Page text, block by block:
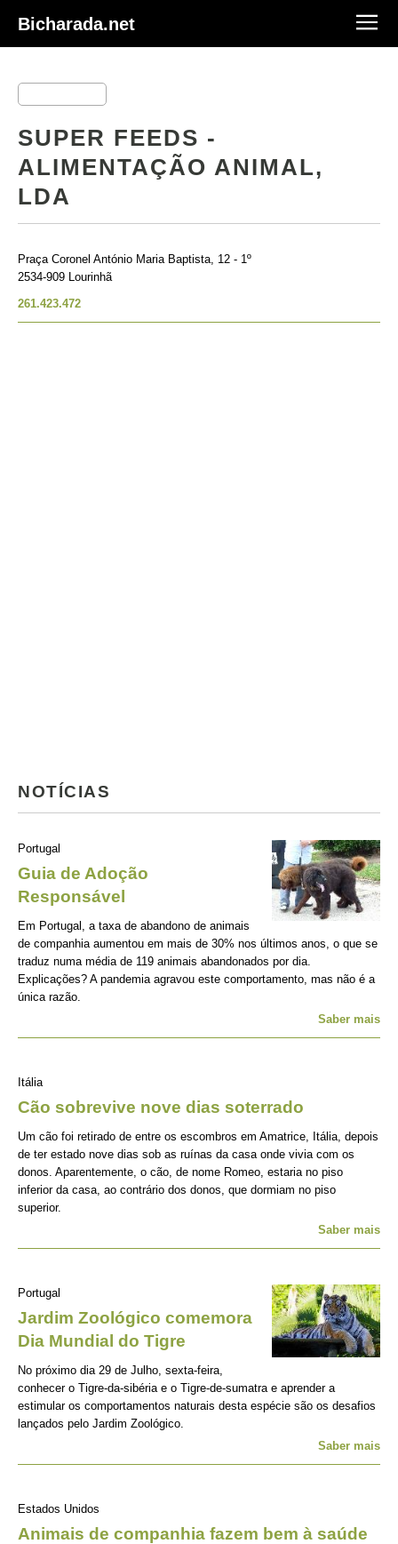
Bicharada.net
SUPER FEEDS -
ALIMENTAÇÃO ANIMAL,
LDA
Praça Coronel António Maria Baptista, 12 - 1º
2534-909 Lourinhã
261.423.472
NOTÍCIAS
Portugal
Guia de Adoção
Responsável
Em Portugal, a taxa de abandono de animais
de companhia aumentou em mais de 30% nos últimos anos, o que se
traduz numa média de 119 animais abandonados por dia.
Explicações? A pandemia agravou este comportamento, mas não é a
única razão.
Saber mais
Itália
Cão sobrevive nove dias soterrado
Um cão foi retirado de entre os escombros em Amatrice, Itália, depois
de ter estado nove dias sob as ruínas da casa onde vivia com os
donos. Aparentemente, o cão, de nome Romeo, estaria no piso
inferior da casa, ao contrário dos donos, que dormiam no piso
superior.
Saber mais
Portugal
Jardim Zoológico comemora
Dia Mundial do Tigre
No próximo dia 29 de Julho, sexta-feira,
conhecer o Tigre-da-sibéria e o Tigre-de-sumatra e aprender a
estimular os comportamentos naturais desta espécie são os desafios
lançados pelo Jardim Zoológico.
Saber mais
Estados Unidos
Animais de companhia fazem bem à saúde